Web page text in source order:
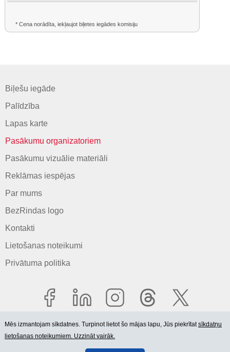
* Cena norādīta, iekļaujot biļetes iegādes komisiju
Biļešu iegāde
Palīdzība
Lapas karte
Pasākumu organizatoriem
Pasākumu vizuālie materiāli
Reklāmas iespējas
Par mums
BezRindas logo
Kontakti
Lietošanas noteikumi
Privātuma politika
© 2006-2026 SIA "BEZRINDAS.LV".
Mēs izmantojam sīkdatnes. Turpinot lietot šo mājas lapu, Jūs piekrītatsīkdatņu
lietošanas noteikumiem. Uzzināt vairāk.